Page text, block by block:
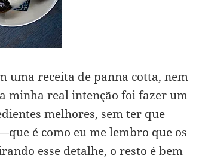
uma receita de panna cotta, nem
minha real intenção foi fazer um
melhores, sem ter que
é como eu me lembro que os
esse detalhe, o resto é bem